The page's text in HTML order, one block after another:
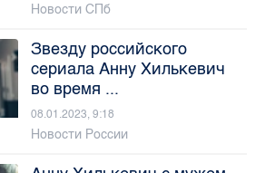
Новости СПб
Звезду российского
сериала Анну Хилькевич
во время ...
08.01.2023, 9:18
Новости России